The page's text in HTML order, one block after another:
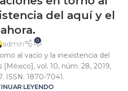
del aquí y el
ahora.
admin 0
al vacío y la inexistencia del
[México], vol. 10, núm. 28, 2019,
ISSN: 1870-7041.
LEYENDO